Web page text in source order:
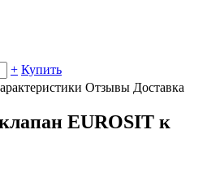
+ Купить
Отзывы Доставка
EUROSIT к